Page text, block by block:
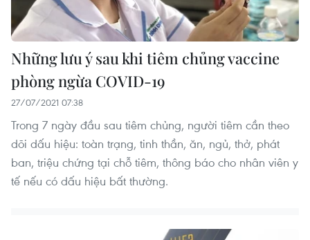
Những lưu ý sau khi tiêm chủng vaccine
phòng ngừa COVID-19
27/07/2021 07:38
Trong 7 ngày đầu sau tiêm chủng, người tiêm cần theo
dõi dấu hiệu: toàn trạng, tinh thần, ăn, ngủ, thở, phát
ban, triệu chứng tại chỗ tiêm, thông báo cho nhân viên y
tế nếu có dấu hiệu bất thường.